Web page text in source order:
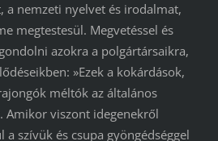
a nemzeti nyelvet és irodalmat,
megtestesül. Megvetéssel és
azokra a polgártársaikra,
»Ezek a kokárdások,
méltók az általános
Amikor viszont idegenekről
a szívük és csupa gyöngédséggel